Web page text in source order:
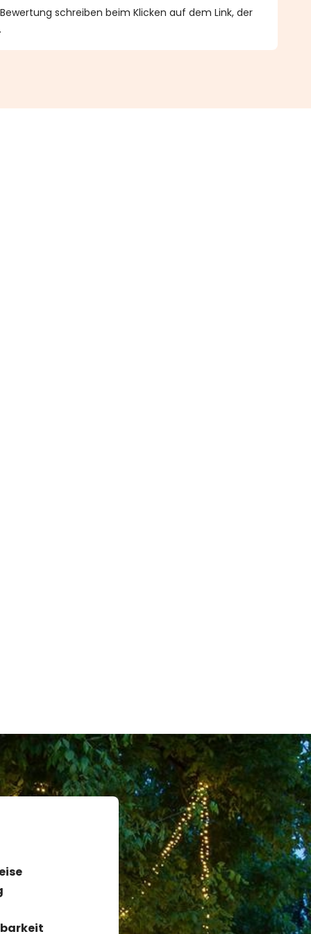
schreiben beim Klicken auf dem Link, der